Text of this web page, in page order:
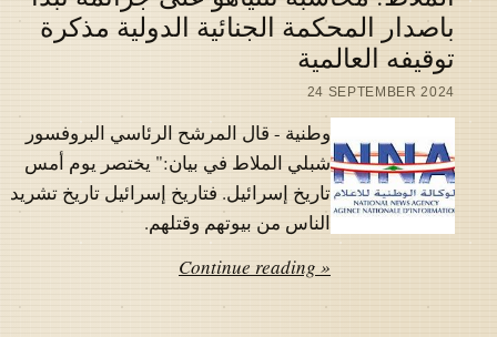
باصدار المحكمة الجنائية الدولية مذكرة
توقيفه العالمية
24 SEPTEMBER 2024
وطنية - قال المرشح الرئاسي البروفسور
شبلي الملاط في بيان:" يختصر يوم أمس
تاريخ إسرائيل. فتاريخ إسرائيل تاريخ تشريد
الناس من بيوتهم وقتلهم.
Continue reading »